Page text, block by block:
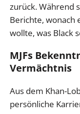
zurück. Während
Berichte, wonach
wollte, was Black
MJFs
Vermächtnis
Aus dem Khan-
persönliche